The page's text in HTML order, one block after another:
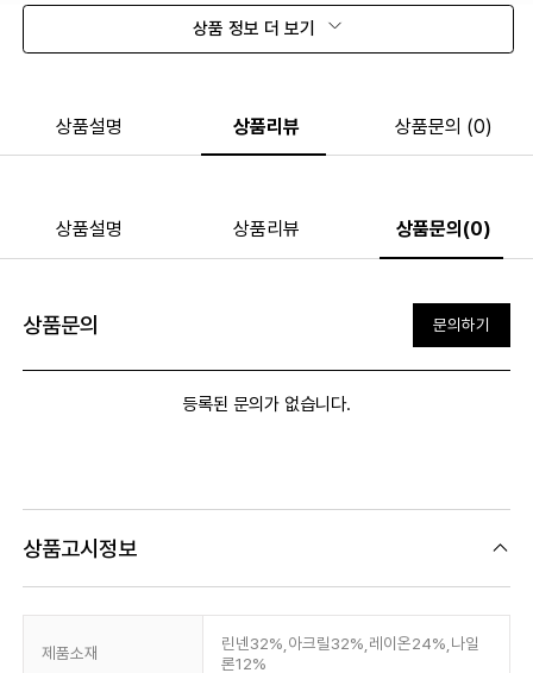
상품 정보 더 보기
상품설명 상품리뷰 상품문의 (0)
상품설명 상품리뷰 상품문의(0)
상품문의 문의하기
등록된 문의가 없습니다.
상품고시정보
제품소재
린넨32%,아크릴32%,레이온24%,나일
론12%